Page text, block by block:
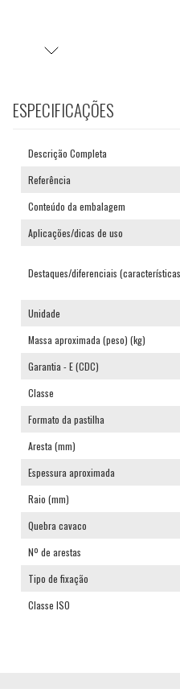
ESPECIFICAÇÕES
Descrição Completa
Referência
Conteúdo da embalagem
Aplicações/dicas de uso
Destaques/diferenciais
Unidade
Massa aproximada (peso) (kg)
Garantia - E (CDC)
Classe
Formato da pastilha
Aresta (mm)
Espessura aproximada
Raio (mm)
Quebra cavaco
Nº de arestas
Tipo de fixação
Classe ISO